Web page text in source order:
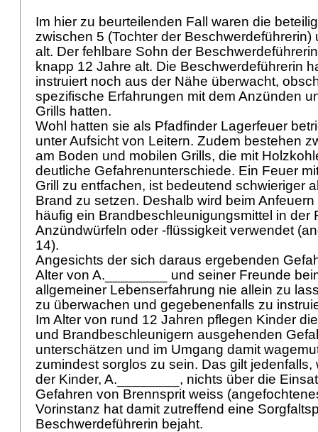
Im hier zu beurteilenden Fall waren die
zwischen 5 (Tochter der Beschwerdeführerin)
alt. Der fehlbare Sohn der
knapp 12 Jahre alt. Die Beschwerdeführerin
instruiert noch aus der Nähe überwacht,
spezifische Erfahrungen mit dem Anzünden
Grills hatten.
Wohl hatten sie als Pfadfinder Lagerfeuer
unter Aufsicht von Leitern. Zudem bestehen
am Boden und mobilen Grills, die mit
deutliche Gefahrenunterschiede. Ein Feuer
Grill zu entfachen, ist bedeutend schwieriger
Brand zu setzen. Deshalb wird beim
häufig ein Brandbeschleunigungsmittel in der
Anzündwürfeln oder -flüssigkeit verwendet
14).
Angesichts der sich daraus ergebenden
Alter von A.________ und seiner Freunde
allgemeiner Lebenserfahrung nie allein zu
zu überwachen und gegebenenfalls zu
Im Alter von rund 12 Jahren pflegen Kinder
und Brandbeschleunigern ausgehenden
unterschätzen und im Umgang damit
zumindest sorglos zu sein. Das gilt jedenfalls,
der Kinder, A.________, nichts über die
Gefahren von Brennsprit weiss
Vorinstanz hat damit zutreffend eine
Beschwerdeführerin bejaht.